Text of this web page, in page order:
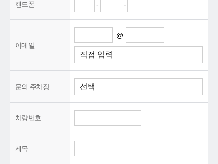
핸드폰 - -
이메일
@
문의 주차장
차량번호
제목